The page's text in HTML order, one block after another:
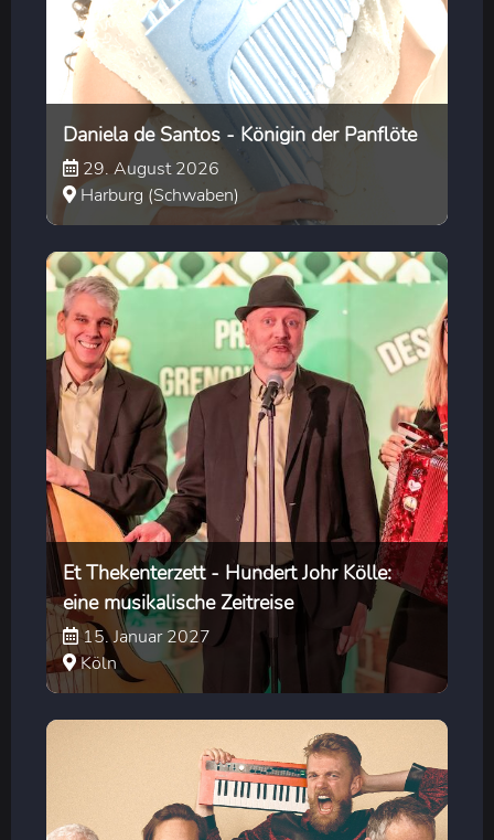
Daniela de Santos - Königin der Panflöte
29. August 2026
Harburg (Schwaben)
Et Thekenterzett - Hundert Johr Kölle:
eine musikalische Zeitreise
15. Januar 2027
Köln